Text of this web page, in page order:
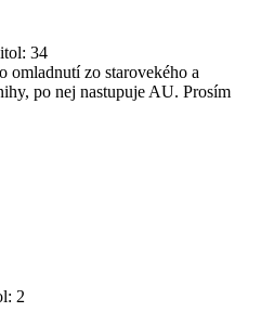
34
omladnutí zo starovekého a
po nej nastupuje AU. Prosím
2